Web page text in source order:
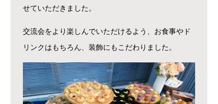
せていただきました。
交流会をより楽しんでいただけるよう、お食事やド
リンクはもちろん、装飾にもこだわりました。